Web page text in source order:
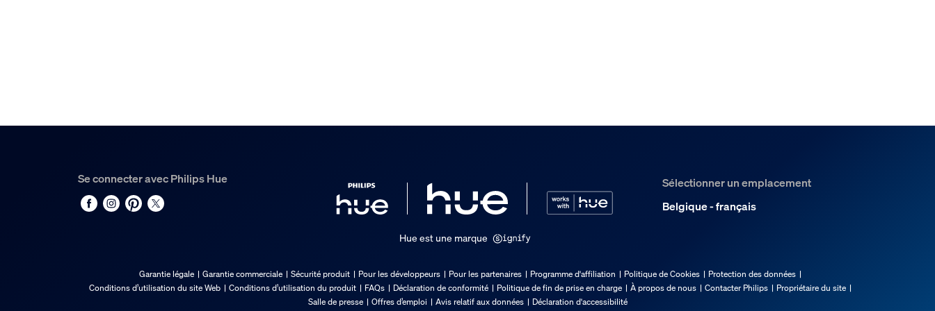
Hauteur
0 cm
Largeur
Dimensions et poids du produit
Se connecter avec Philips Hue
Sélectionner un emplacement
Belgique - français
Hue est une marque
Garantie légale Garantie commerciale Sécurité produit Pour les développeurs Pour les partenaires Programme d'affiliation Politique de Cookies
Protection des données
Conditions d’utilisation du site Web
Conditions d’utilisation du produit FAQs Déclaration de conformité Politique de fin de prise en charge À propos de nous Contacter Philips
Propriétaire du site
Salle de presse
Offres d’emploi Avis relatif aux données Déclaration d'accessibilité